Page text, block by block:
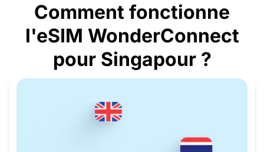
Comment fonctionne
l'eSIM WonderConnect
pour Singapour ?